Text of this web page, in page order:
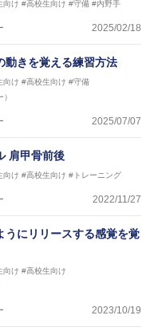
向け #高校生向け #守備 #内野手
2025/02/18
動きを覚える練習方法
向け #高校生向け #守備
2025/07/07
肩甲骨前後
向け #高校生向け #トレーニング
2022/11/27
うにリリースする感覚を覚
向け #高校生向け
2023/10/19